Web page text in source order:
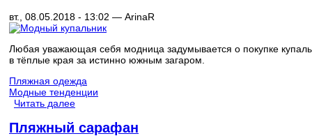
вт., 08.05.2018 - 13:02 — ArinaR
Любая уважающая себя модница задумывается о покупке
в тёплые края за истинно южным загаром.
Пляжная одежда
Модные тенденции
Читать далее
Пляжный сарафан